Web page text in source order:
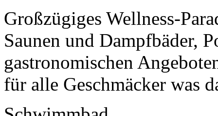
Großzügiges Wellness-
Saunen und Dampfbäder,
gastronomischen
für alle Geschmäcker was